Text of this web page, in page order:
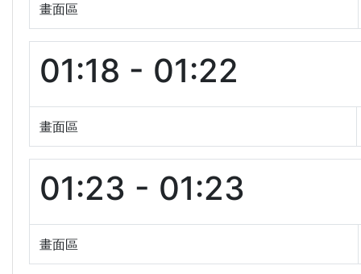
畫面區
01:18 - 01:22
畫面區
01:23 - 01:23
畫面區